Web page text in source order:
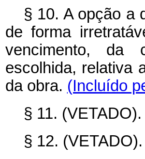
§ 10. A opção a
de forma
vencimento, da
escolhida, relativa
da obra. (Incluído
§ 11. (VETADO).
§ 12. (VETADO).